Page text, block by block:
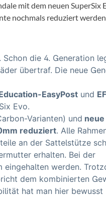
Bikes
mit dem neuen SuperSix
nochmals reduziert
die 4. Generation
übertraf. Die neue
EasyPost und EF
Evo.
Varianten) und neue
reduziert. Alle
an der Sattelstütze
erhalten. Bei der
eingehalten werden.
dem kombinierten
hat man hier bewusst